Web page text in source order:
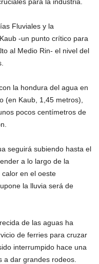
Fluviales y la
-un punto crítico para
al Medio Rin- el nivel del
la hondura del agua en
(en Kaub, 1,45 metros),
pocos centímetros de
seguirá subiendo hasta el
a lo largo de la
en el oeste
la lluvia será de
de las aguas ha
de ferries para cruzar
interrumpido hace una
a dar grandes rodeos.